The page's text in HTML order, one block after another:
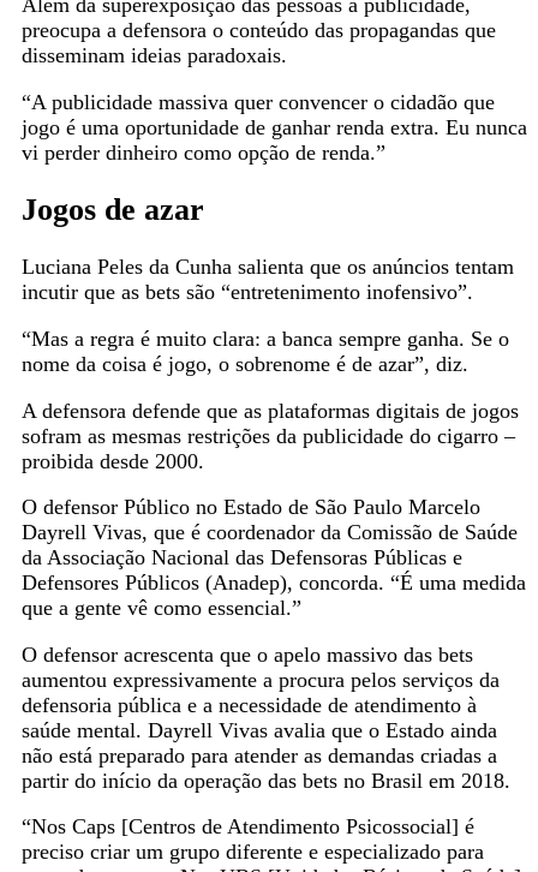
preocupa a defensora o conteúdo das propagandas que
disseminam ideias paradoxais.
“A publicidade massiva quer convencer o cidadão que
jogo é uma oportunidade de ganhar renda extra. Eu nunca
vi perder dinheiro como opção de renda.”
Jogos de azar
Luciana Peles da Cunha salienta que os anúncios tentam
incutir que as bets são “entretenimento inofensivo”.
“Mas a regra é muito clara: a banca sempre ganha. Se o
nome da coisa é jogo, o sobrenome é de azar”, diz.
A defensora defende que as plataformas digitais de jogos
sofram as mesmas restrições da publicidade do cigarro –
proibida desde 2000.
O defensor Público no Estado de São Paulo Marcelo
Dayrell Vivas, que é coordenador da Comissão de Saúde
da Associação Nacional das Defensoras Públicas e
Defensores Públicos (Anadep), concorda. “É uma medida
que a gente vê como essencial.”
O defensor acrescenta que o apelo massivo das bets
aumentou expressivamente a procura pelos serviços da
defensoria pública e a necessidade de atendimento à
saúde mental. Dayrell Vivas avalia que o Estado ainda
não está preparado para atender as demandas criadas a
partir do início da operação das bets no Brasil em 2018.
“Nos Caps [Centros de Atendimento Psicossocial] é
preciso criar um grupo diferente e especializado para